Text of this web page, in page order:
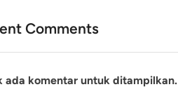
Comments
ada komentar untuk ditampilkan.